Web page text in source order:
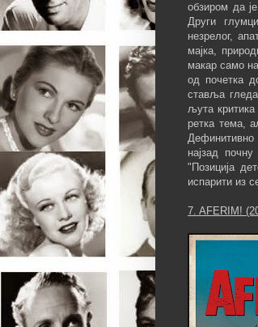
обзиром да
Други
незрелог,
мајка,
макар само
од почетка
ставља
љута
ретка тема,
Дефинитивно
најзад
"Позиција
испарити из
7. AFERIM!